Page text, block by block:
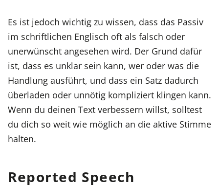
Es ist jedoch wichtig zu wissen, dass das Passiv
im schriftlichen Englisch oft als falsch oder
unerwünscht angesehen wird. Der Grund dafür
ist, dass es unklar sein kann, wer oder was die
Handlung ausführt, und dass ein Satz dadurch
überladen oder unnötig kompliziert klingen kann.
Wenn du deinen Text verbessern willst, solltest
du dich so weit wie möglich an die aktive Stimme
halten.
Reported Speech